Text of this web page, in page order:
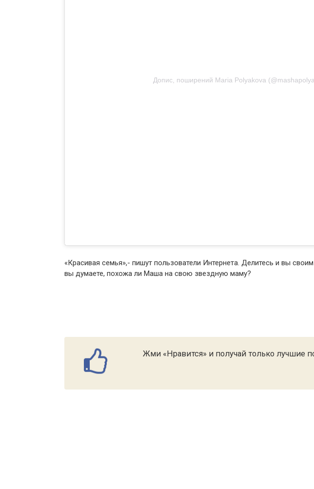
Допис, поширений Maria Polyakova
«Красивая семья»,- пишут пользователи Интернета. Делитесь и вы
вы думаете, похожа ли Маша на свою звездную маму?
Жми «Нравится» и получай только лучшие